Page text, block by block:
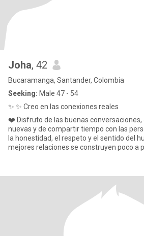
Joha, 42
Bucaramanga, Santander, Colombia
Seeking: Male 47 - 54
✨ ✨ Creo en las conexiones reales
❤️ Disfruto de las buenas conversaciones,
nuevas y de compartir tiempo con las
la honestidad, el respeto y el sentido del
mejores relaciones se construyen poco a